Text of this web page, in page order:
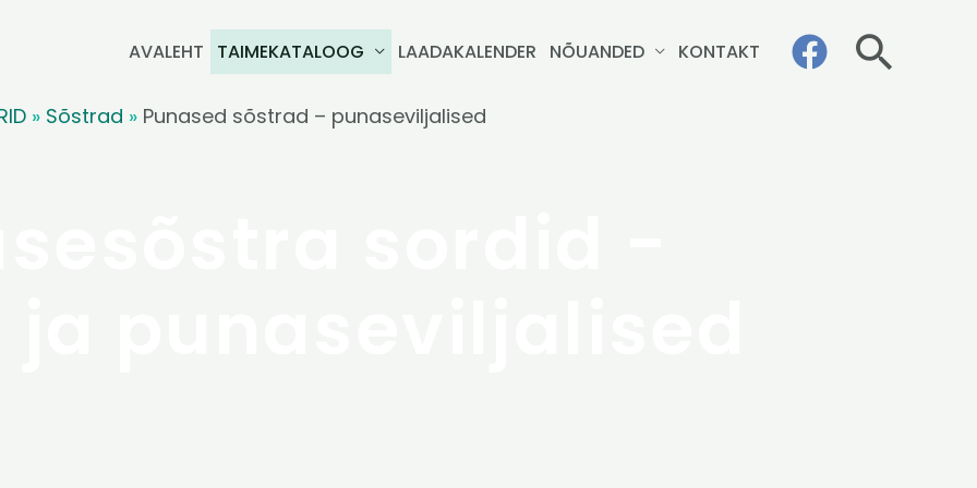
AVALEHT TAIMEKATALOOG LAADAKALENDER NÕUANDED KONTAKT
» Sõstrad » Punased sõstrad – punaseviljalised